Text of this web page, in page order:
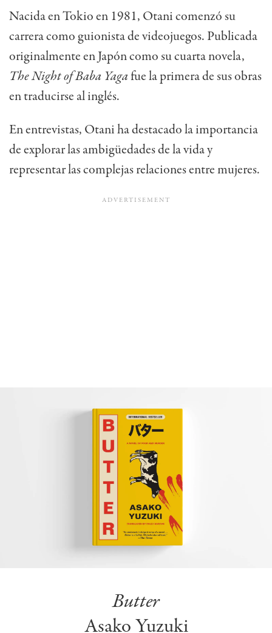
Nacida en Tokio en 1981, Otani comenzó su
carrera como guionista de videojuegos. Publicada
originalmente en Japón como su cuarta novela,
The Night of Baba Yagafue la primera de sus obras
en traducirse al inglés.
En entrevistas, Otani ha destacado la importancia
de explorar las ambigüedades de la vida y
representar las complejas relaciones entre mujeres.
Butter
Asako Yuzuki